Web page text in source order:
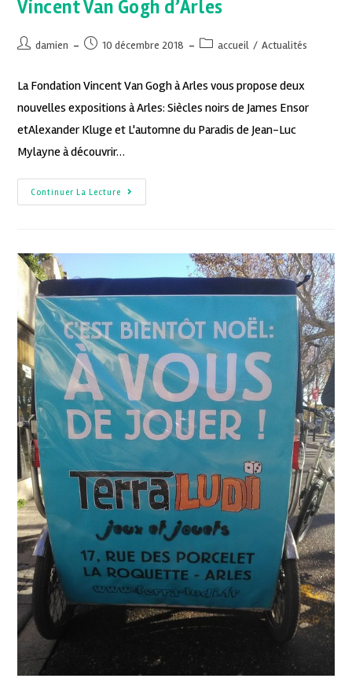
Vincent Van Gogh d’Arles
damien 10 décembre 2018 accueil / Actualités
La Fondation Vincent Van Gogh à Arles vous propose deux
nouvelles expositions à Arles: Siècles noirs de James Ensor
etAlexander Kluge et L'automne du Paradis de Jean-Luc
Mylayne à découvrir…
Continuer La Lecture